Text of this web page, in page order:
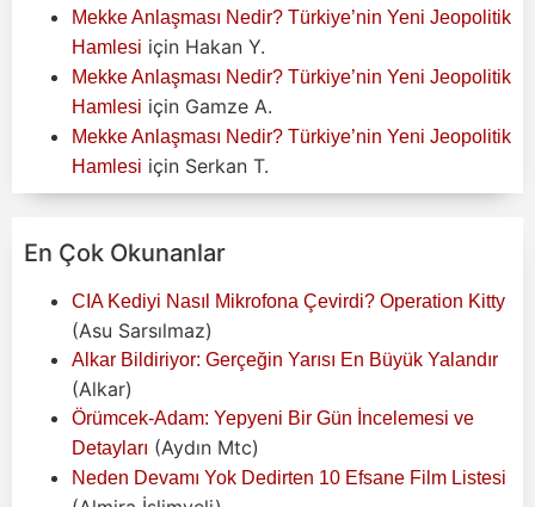
Mekke Anlaşması Nedir? Türkiye’nin Yeni Jeopolitik
Hamlesi için Hakan Y.
Mekke Anlaşması Nedir? Türkiye’nin Yeni Jeopolitik
Hamlesi için Gamze A.
Mekke Anlaşması Nedir? Türkiye’nin Yeni Jeopolitik
Hamlesi için Serkan T.
En Çok Okunanlar
CIA Kediyi Nasıl Mikrofona Çevirdi? Operation Kitty
(Asu Sarsılmaz)
Alkar Bildiriyor: Gerçeğin Yarısı En Büyük Yalandır
(Alkar)
Örümcek-Adam: Yepyeni Bir Gün İncelemesi ve
Detayları (Aydın Mtc)
Neden Devamı Yok Dedirten 10 Efsane Film Listesi